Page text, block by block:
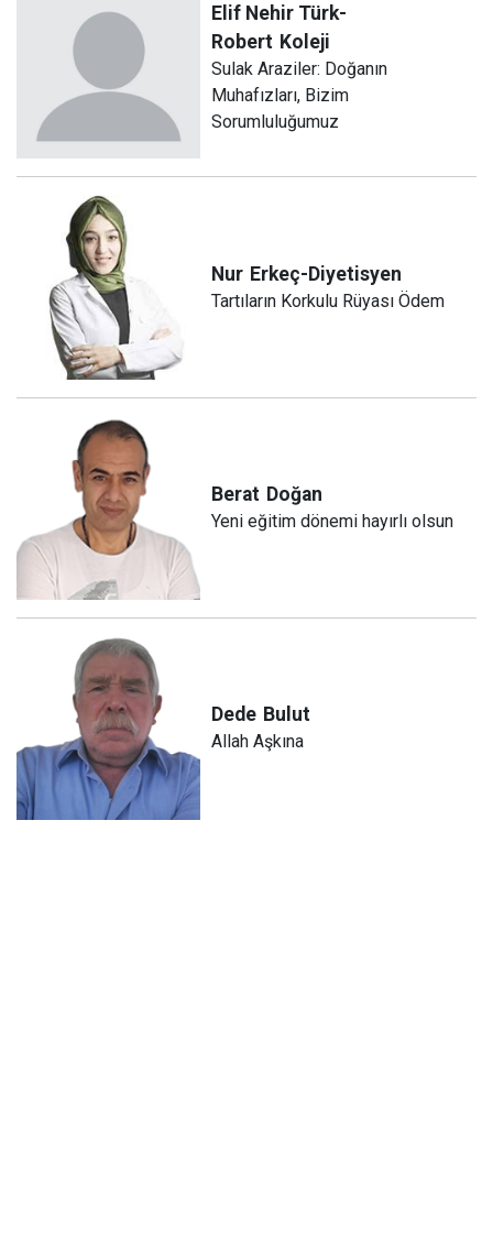
Elif Nehir Türk-
Robert Koleji
Sulak Araziler: Doğanın
Muhafızları, Bizim
Sorumluluğumuz
Nur Erkeç-Diyetisyen
Tartıların Korkulu Rüyası Ödem
Berat Doğan
Yeni eğitim dönemi hayırlı olsun
Dede Bulut
Allah Aşkına